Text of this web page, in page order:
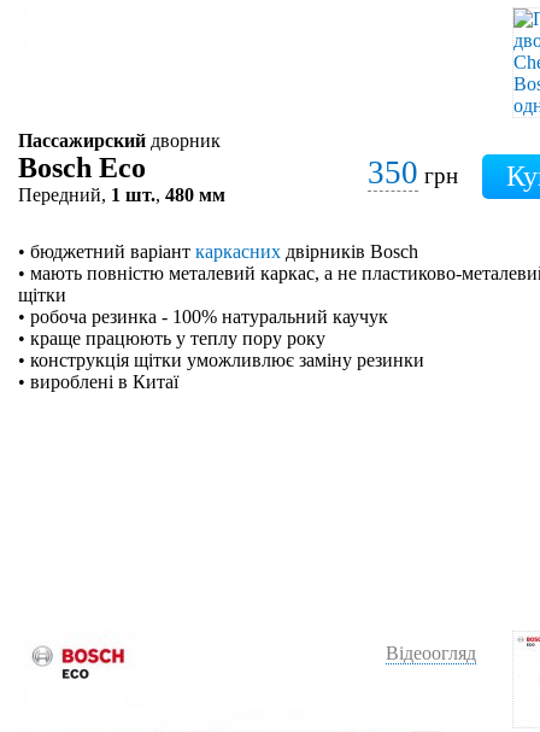
Пассажирский дворник
Bosch Eco
Передний, 1 шт., 480 мм
350 грн
• бюджетний варіант каркасних двірників Bosch
• мають повністю металевий каркас, а не пластиково-
щітки
• робоча резинка - 100% натуральний каучук
• краще працюють у теплу пору року
• конструкція щітки уможливлює заміну резинки
• вироблені в Китаї
Відеоогляд